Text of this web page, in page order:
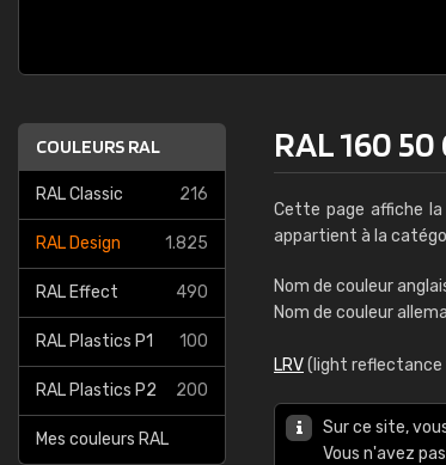
COULEURS RAL
RAL Classic 216
RAL Design 1.825
RAL Effect 490
RAL Plastics P1 100
RAL Plastics P2 200
Mes couleurs RAL
RAL 160
Cette page affiche la
appartient à la
Nom de couleur
Nom de couleur
LRV(light reflectance
Sur ce site,
Vous n'avez